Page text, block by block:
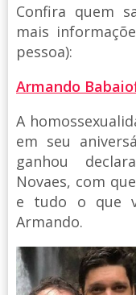
Confira quem
mais
pessoa):
Armando
A
em seu
ganhou
Novaes, com
e tudo o que
Armando.